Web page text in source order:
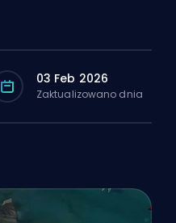
03 Feb 2026
Zaktualizowano dnia